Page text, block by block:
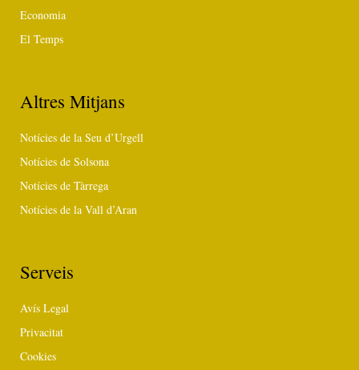
Economia
El Temps
Altres Mitjans
Notícies de la Seu d’Urgell
Notícies de Solsona
Notícies de Tàrrega
Notícies de la Vall d’Aran
Serveis
Avís Legal
Privacitat
Cookies